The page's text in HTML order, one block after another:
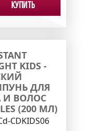
Купить
KIDS -
ДЛЯ
И ВОЛОС
(200 МЛ)
CDKIDS06